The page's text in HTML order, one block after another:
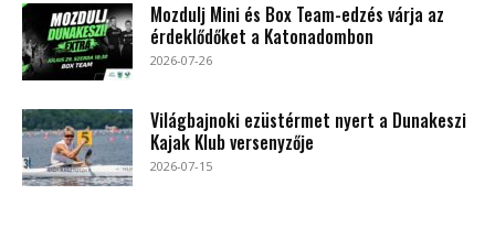
Mozdulj Mini és Box Team-edzés várja az
érdeklődőket a Katonadombon
2026-07-26
Világbajnoki ezüstérmet nyert a Dunakeszi
Kajak Klub versenyzője
2026-07-15